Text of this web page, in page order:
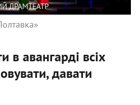
ДРАМТЕАТР
в авангарді всіх
давати